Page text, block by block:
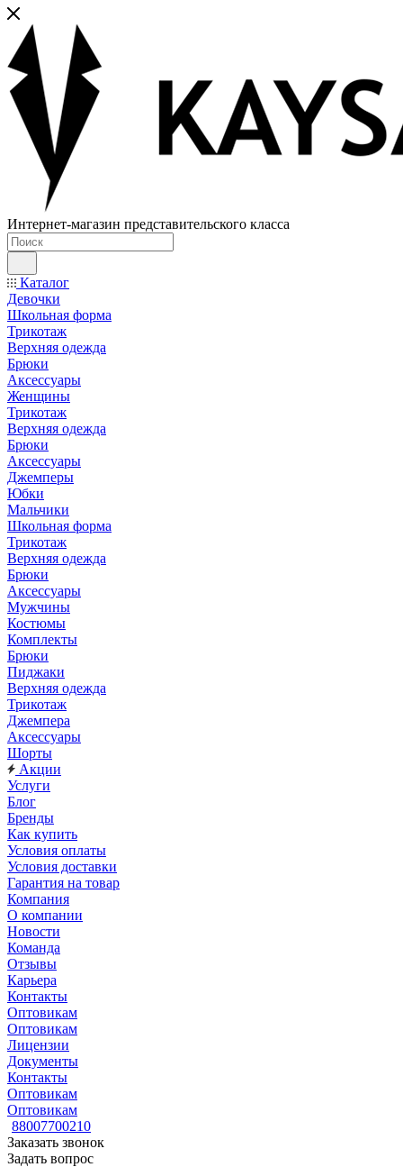
Интернет-магазин представительского класса
Каталог
Девочки
Школьная форма
Трикотаж
Верхняя одежда
Брюки
Аксессуары
Женщины
Трикотаж
Верхняя одежда
Брюки
Аксессуары
Джемперы
Юбки
Мальчики
Школьная форма
Трикотаж
Верхняя одежда
Брюки
Аксессуары
Мужчины
Костюмы
Комплекты
Брюки
Пиджаки
Верхняя одежда
Трикотаж
Джемпера
Аксессуары
Шорты
Акции
Услуги
Блог
Бренды
Как купить
Условия оплаты
Условия доставки
Гарантия на товар
Компания
О компании
Новости
Команда
Отзывы
Карьера
Контакты
Оптовикам
Оптовикам
Лицензии
Документы
Контакты
Оптовикам
Оптовикам
88007700210
Заказать звонок
Задать вопрос